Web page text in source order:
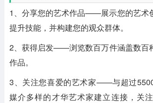
1、分享您的艺术作品——展示您的艺术
提升技能，并构建您的观众群体。
2、获得启发——浏览数百万件涵盖数百
作品。
3、关注您喜爱的艺术家——与超过5500
媒介多样的才华艺术家建立连接，关